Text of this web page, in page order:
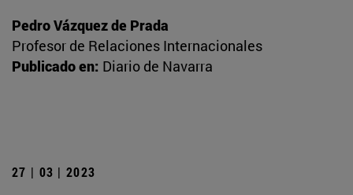
Pedro Vázquez de Prada
Profesor de Relaciones Internacionales
Publicado en: Diario de Navarra
27 | 03 | 2023